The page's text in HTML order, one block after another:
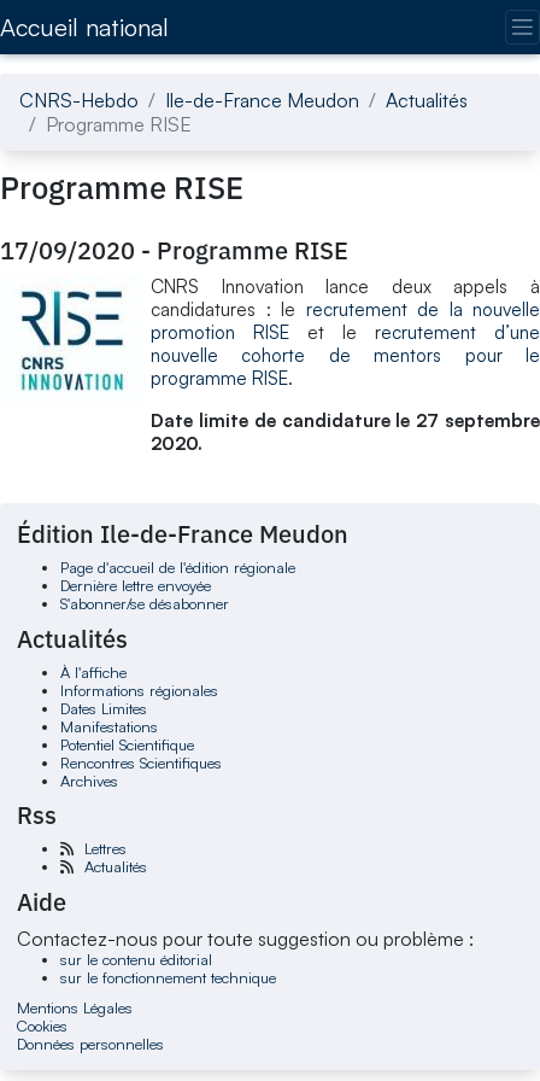
Accueil national
CNRS-Hebdo Ile-de-France Meudon
Actualités
Programme RISE
Programme RISE
17/09/2020 - Programme RISE
CNRS Innovation lance deux appels à
candidatures : le recrutement de la nouvelle
promotion RISE et le recrutement d’une
nouvelle cohorte de mentors pour le
programme RISE.
Date limite de candidature le 27 septembre
2020.
Édition Ile-de-France Meudon
Page d'accueil de l'édition régionale
Dernière lettre envoyée
S'abonner/se désabonner
Actualités
À l'affiche
Informations régionales
Dates Limites
Manifestations
Potentiel Scientifique
Rencontres Scientifiques
Archives
Rss
Lettres
Actualités
Aide
Contactez-nous pour toute suggestion ou problème :
sur le contenu éditorial
sur le fonctionnement technique
Mentions Légales
Cookies
Données personnelles